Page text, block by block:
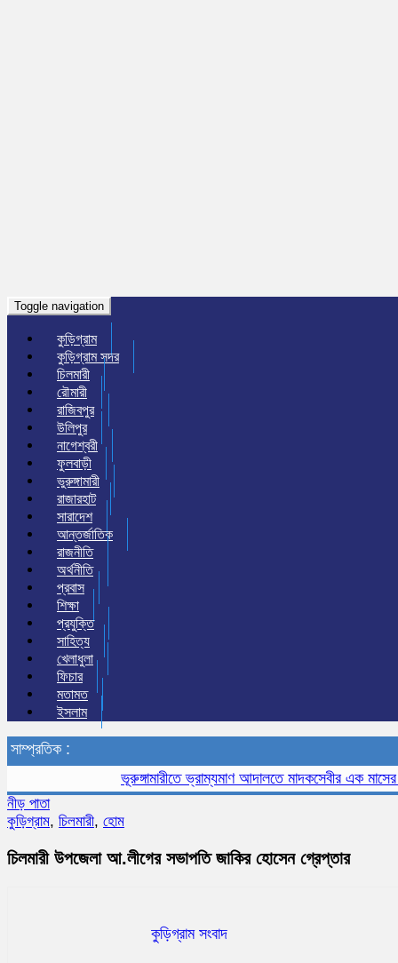
Toggle navigation
কুড়িগ্রাম
কুড়িগ্রাম সদর
চিলমারী
রৌমারী
রাজিবপুর
উলিপুর
নাগেশ্বরী
ফুলবাড়ী
ভুরুঙ্গামারী
রাজারহাট
সারাদেশ
আন্তর্জাতিক
রাজনীতি
অর্থনীতি
প্রবাস
শিক্ষা
প্রযুক্তি
সাহিত্য
খেলাধুলা
ফিচার
মতামত
ইসলাম
সাম্প্রতিক :
ভূরুঙ্গামারীতে ভ্রাম্যমাণ আদালতে মাদকসেবীর এক মাসের
নীড় পাতা
কুড়িগ্রাম, চিলমারী, হোম
চিলমারী উপজেলা আ.লীগের সভাপতি জাকির হোসেন গ্রেপ্তার
কুড়িগ্রাম সংবাদ